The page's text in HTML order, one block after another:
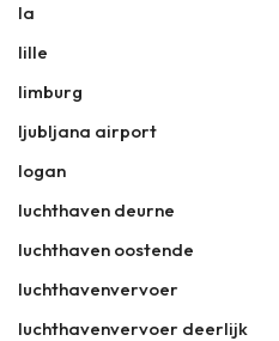
la
lille
limburg
ljubljana airport
logan
luchthaven deurne
luchthaven oostende
luchthavenvervoer
luchthavenvervoer deerlijk